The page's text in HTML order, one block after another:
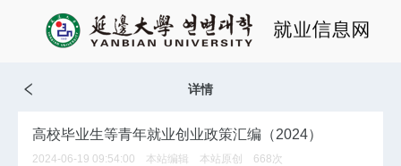
详情
高校毕业生等青年就业创业政策汇编（2024）
2024-06-19 09:54:00 本站编辑 本站原创 668次